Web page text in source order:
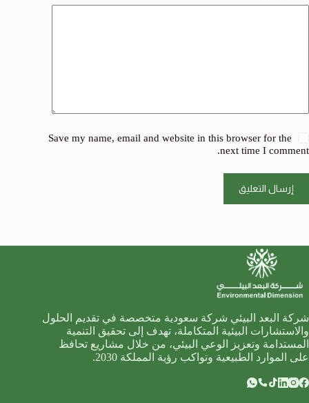
Save my name, email and website in this browser for the
next time I comment.
إرسال التعليق
شركة البعد البيئي شركة سعودية متخصصة في تقديم الحلول
والاستشارات البيئية المتكاملة، تهدف إلى تحقيق التنمية
المستدامة وتعزيز الوعي البيئي، من خلال مشاريع تحافظ
على الموارد الطبيعية وتواكب رؤية المملكة 2030.